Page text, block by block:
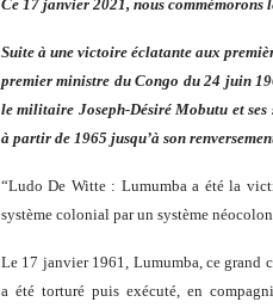
Ce 17 janvier 2021, nous commémorons
Suite à une victoire éclatante aux
premier ministre du Congo du 24 juin
le militaire Joseph-Désiré Mobutu et ses
à partir de 1965 jusqu’à son
Ludo De Witte : Lumumba a été la
système colonial par un système
Le 17 janvier 1961, Lumumba, ce grand
a été torturé puis exécuté, en